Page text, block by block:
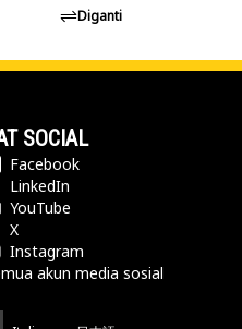
Diganti
SOCIAL
Facebook
LinkedIn
YouTube
X
Instagram
akun media sosial